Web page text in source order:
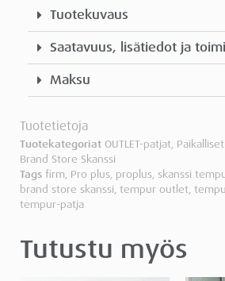
Tuotekuvaus
Saatavuus, lisätiedot ja
Maksu
Tuotetietoja
Tuotekategoriat OUTLET-patjat,
Brand Store Skanssi
Tags firm, Pro plus, proplus, skanssi
brand store skanssi, tempur outlet,
tempur-patja
Tutustu myös